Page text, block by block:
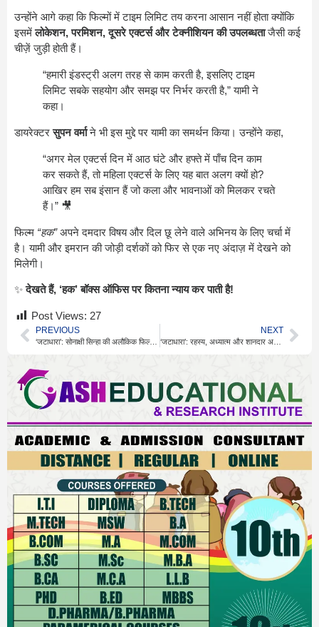
उन्होंने आगे कहा कि फिल्मों में टाइम लिमिट तय करना आसान नहीं होता क्योंकि
इसमेंलोकेशन, परमिशन, दूसरे एक्टर्स और टेक्नीशियन की उपलब्धताजैसी कई
चीज़ें जुड़ी होती हैं।
“हमारी इंडस्ट्री अलग तरह से काम करती है, इसलिए टाइम
लिमिट सबके सहयोग और समझ पर निर्भर करती है,” यामी ने
कहा।
डायरेक्टरसुपन वर्माने भी इस मुद्दे पर यामी का समर्थन किया। उन्होंने कहा,
“अगर मेल एक्टर्स दिन में आठ घंटे और हफ्ते में पाँच दिन काम
कर सकते हैं, तो महिला एक्टर्स के लिए यह बात अलग क्यों हो?
आखिर हम सब इंसान हैं जो कला और भावनाओं को मिलकर रचते
हैं।” 🎥
फिल्म “हक”अपने दमदार विषय और दिल छू लेने वाले अभिनय के लिए चर्चा में
है। यामी और इमरान की जोड़ी दर्शकों को फिर से एक नए अंदाज़ में देखने को
मिलेगी।
✨देखते हैं, ‘हक’ बॉक्स ऑफिस पर कितना न्याय कर पाती है!
Post Views: 27
PREVIOUS
‘जटाधारा’: सोनाक्षी सिन्हा की अलौकिक फिल्म, जहां आस्था और सिनेमा एक होते हैं
NEXT
‘जटाधारा’: रहस्य, अध्यात्म और शानदार अभिनय का संगम